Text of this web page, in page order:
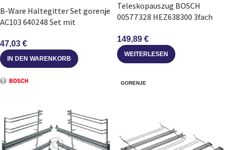
B-Ware Haltegitter Set gorenje
AC103 640248 Set mit
Backofen
47,03 €
IN DEN WARENKORB
Teleskopauszug BOSCH
00577328 HEZ638300 3fach
149,89 €
WEITERLESEN
GORENJE